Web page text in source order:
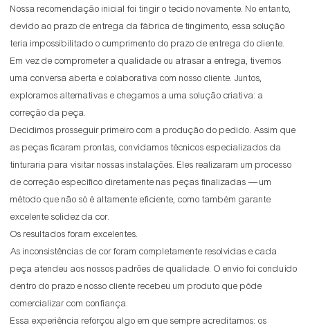
Nossa recomendação inicial foi tingir o tecido novamente. No entanto,
devido ao prazo de entrega da fábrica de tingimento, essa solução
teria impossibilitado o cumprimento do prazo de entrega do cliente.
Em vez de comprometer a qualidade ou atrasar a entrega, tivemos
uma conversa aberta e colaborativa com nosso cliente. Juntos,
exploramos alternativas e chegamos a uma solução criativa: a
correção da peça.
Decidimos prosseguir primeiro com a produção do pedido. Assim que
as peças ficaram prontas, convidamos técnicos especializados da
tinturaria para visitar nossas instalações. Eles realizaram um processo
de correção específico diretamente nas peças finalizadas — um
método que não só é altamente eficiente, como também garante
excelente solidez da cor.
Os resultados foram excelentes.
As inconsistências de cor foram completamente resolvidas e cada
peça atendeu aos nossos padrões de qualidade. O envio foi concluído
dentro do prazo e nosso cliente recebeu um produto que pôde
comercializar com confiança.
Essa experiência reforçou algo em que sempre acreditamos: os